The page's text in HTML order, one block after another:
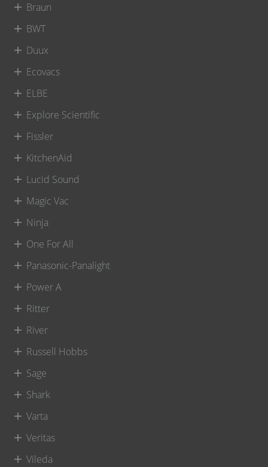
Braun
BWT
Duux
Ecovacs
ELBE
Explore Scientific
Fissler
KitchenAid
Lucid Sound
Magic Vac
Ninja
One For All
Panasonic-Panalight
Power A
Ritter
River
Russell Hobbs
Sage
Shark
Varta
Veritas
Vileda